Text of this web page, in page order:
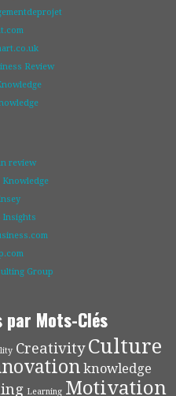
Review
review
Insights
Group
par Mots-Clés
Creativity Culture
knowledge
Learning Motivation